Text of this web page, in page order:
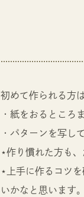
初めて作られる方
・紙をおるところ
・パターンを写し
⋆作り慣れた方も
⋆上手に作るコツ
いかなと思います。